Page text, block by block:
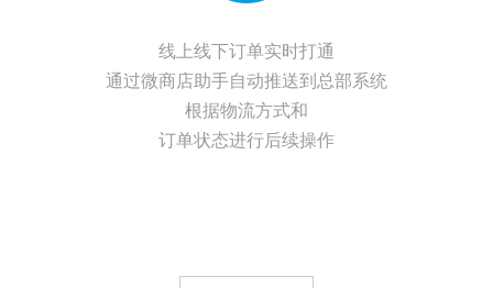
线上线下订单实时打通
通过微商店助手自动推送到总部系统
根据物流方式和
订单状态进行后续操作